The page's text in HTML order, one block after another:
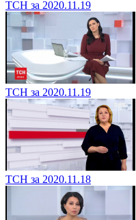
ТСН за 2020.11.19
ТСН за 2020.11.19
ТСН за 2020.11.18